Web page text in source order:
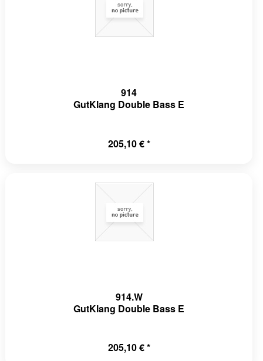
914
GutKlang Double Bass E
205,10 € *
914.W
GutKlang Double Bass E
205,10 € *